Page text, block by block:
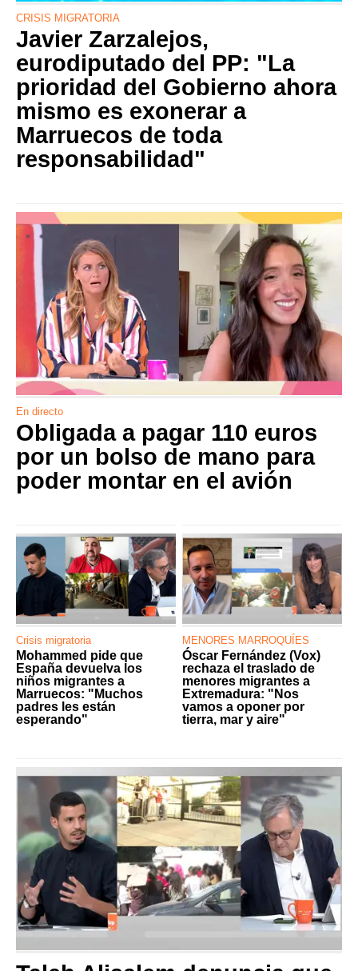
CRISIS MIGRATORIA
Javier Zarzalejos,
eurodiputado del PP: "La
prioridad del Gobierno ahora
mismo es exonerar a
Marruecos de toda
responsabilidad"
En directo
Obligada a pagar 110 euros
por un bolso de mano para
poder montar en el avión
Crisis migratoria
Mohammed pide que
España devuelva los
niños migrantes a
Marruecos: "Muchos
padres les están
esperando"
MENORES MARROQUÍES
Óscar Fernández (Vox)
rechaza el traslado de
menores migrantes a
Extremadura: "Nos
vamos a oponer por
tierra, mar y aire"